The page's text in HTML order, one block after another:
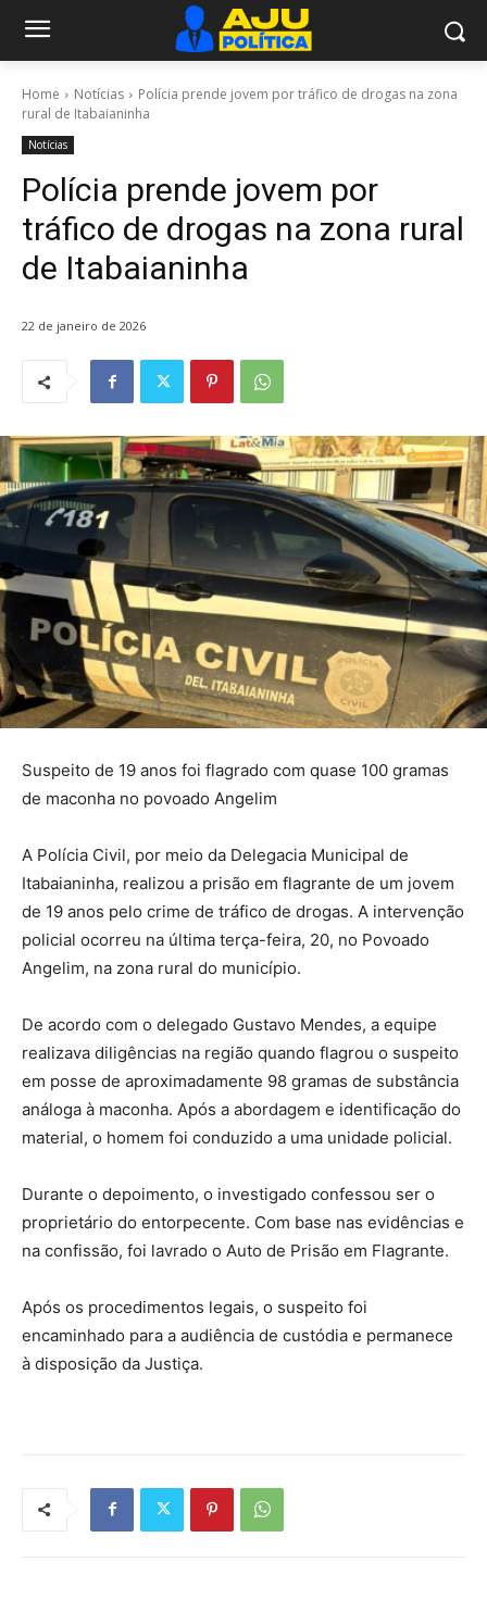
Home Notícias
Polícia prende jovem por tráfico de drogas na zona
rural de Itabaianinha
Notícias
Polícia prende jovem por
tráfico de drogas na zona rural
de Itabaianinha
22 de janeiro de 2026
Suspeito de 19 anos foi flagrado com quase 100 gramas
de maconha no povoado Angelim
A Polícia Civil, por meio da Delegacia Municipal de
Itabaianinha, realizou a prisão em flagrante de um jovem
de 19 anos pelo crime de tráfico de drogas. A intervenção
policial ocorreu na última terça-feira, 20, no Povoado
Angelim, na zona rural do município.
De acordo com o delegado Gustavo Mendes, a equipe
realizava diligências na região quando flagrou o suspeito
em posse de aproximadamente 98 gramas de substância
análoga à maconha. Após a abordagem e identificação do
material, o homem foi conduzido a uma unidade policial.
Durante o depoimento, o investigado confessou ser o
proprietário do entorpecente. Com base nas evidências e
na confissão, foi lavrado o Auto de Prisão em Flagrante.
Após os procedimentos legais, o suspeito foi
encaminhado para a audiência de custódia e permanece
à disposição da Justiça.